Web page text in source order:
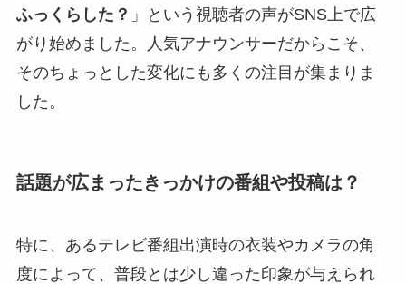
ふっくらした？ 」という視聴者の声がSNS上で広
がり始めました。人気アナウンサーだからこそ、
そのちょっとした変化にも多くの注目が集まりま
した。
話題が広まったきっかけの番組や投稿は？
特に、あるテレビ番組出演時の衣装やカメラの角
度によって、普段とは少し違った印象が与えられ